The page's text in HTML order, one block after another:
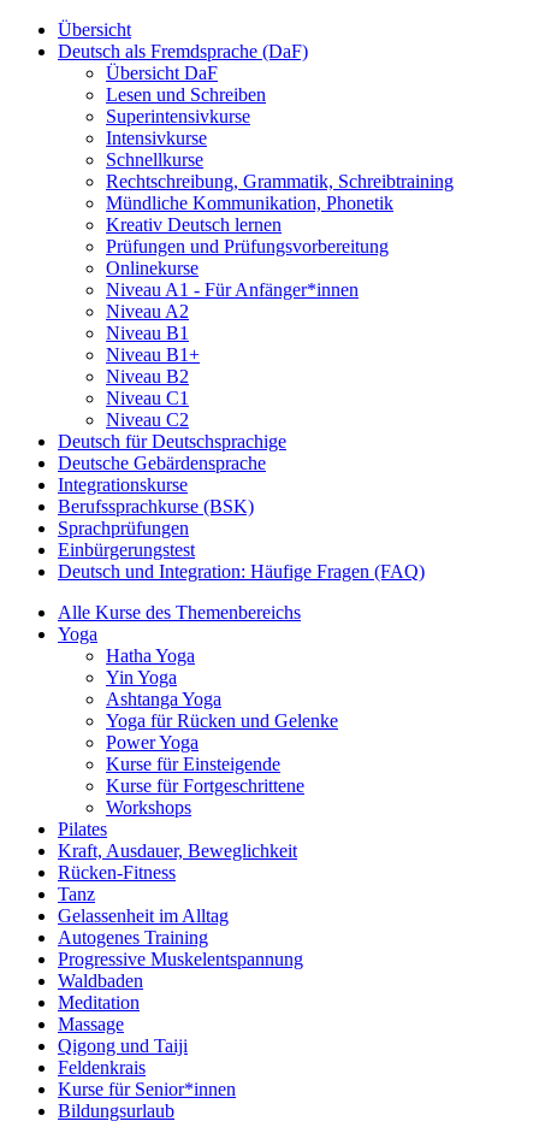
Übersicht
Deutsch als Fremdsprache (DaF)
Übersicht DaF
Lesen und Schreiben
Superintensivkurse
Intensivkurse
Schnellkurse
Rechtschreibung, Grammatik, Schreibtraining
Mündliche Kommunikation, Phonetik
Kreativ Deutsch lernen
Prüfungen und Prüfungsvorbereitung
Onlinekurse
Niveau A1 - Für Anfänger*innen
Niveau A2
Niveau B1
Niveau B1+
Niveau B2
Niveau C1
Niveau C2
Deutsch für Deutschsprachige
Deutsche Gebärdensprache
Integrationskurse
Berufssprachkurse (BSK)
Sprachprüfungen
Einbürgerungstest
Deutsch und Integration: Häufige Fragen (FAQ)
Alle Kurse des Themenbereichs
Yoga
Hatha Yoga
Yin Yoga
Ashtanga Yoga
Yoga für Rücken und Gelenke
Power Yoga
Kurse für Einsteigende
Kurse für Fortgeschrittene
Workshops
Pilates
Kraft, Ausdauer, Beweglichkeit
Rücken-Fitness
Tanz
Gelassenheit im Alltag
Autogenes Training
Progressive Muskelentspannung
Waldbaden
Meditation
Massage
Qigong und Taiji
Feldenkrais
Kurse für Senior*innen
Bildungsurlaub